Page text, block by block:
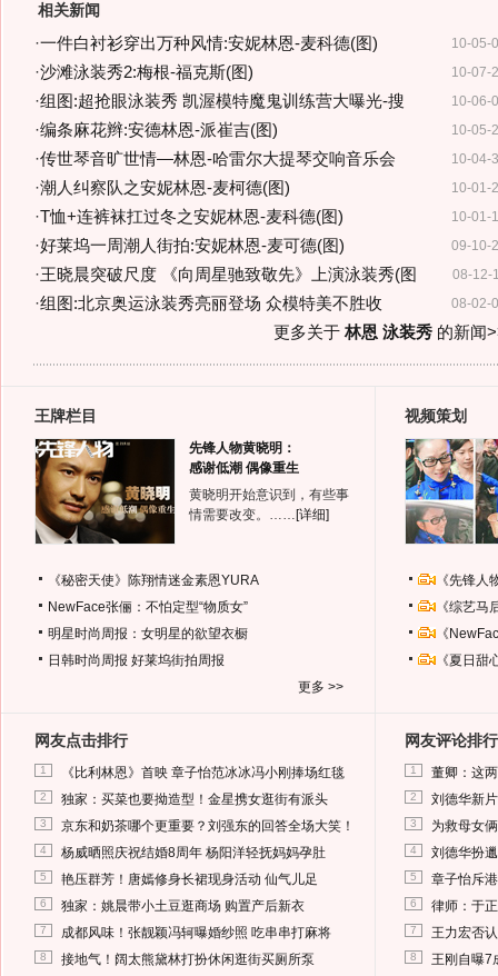
相关新闻
10-05-
·一件白衬衫穿出万种风情:安妮林恩-麦科德(图)
10-07-
·沙滩泳装秀2:梅根-福克斯(图)
10-06-
·组图:超抢眼泳装秀 凯渥模特魔鬼训练营大曝光-搜
10-05-
·编条麻花辫:安德林恩-派崔吉(图)
10-04-
·传世琴音旷世情—林恩-哈雷尔大提琴交响音乐会
10-01-
·潮人纠察队之安妮林恩-麦柯德(图)
10-01-
·T恤+连裤袜扛过冬之安妮林恩-麦科德(图)
09-10-
·好莱坞一周潮人街拍:安妮林恩-麦可德(图)
08-12-
·王晓晨突破尺度 《向周星驰致敬先》上演泳装秀(图
08-02-
·组图:北京奥运泳装秀亮丽登场 众模特美不胜收
更多关于 林恩 泳装秀的新闻
王牌栏目
先锋人物黄晓明：
感谢低潮 偶像重生
黄晓明开始意识到，有些事
情需要改变。…… [详细]
《秘密天使》陈翔情迷金素恩YURA
NewFace张俪：不怕定型“物质女”
明星时尚周报：女明星的欲望衣橱
日韩时尚周报 好莱坞街拍周报
更多 >>
视频策划
《先锋
《综艺
《
《夏日
网友点击排行
1 《比利林恩》首映 章子怡范冰冰冯小刚捧场红毯
2 独家：买菜也要拗造型！金星携女逛街有派头
3 京东和奶茶哪个更重要？刘强东的回答全场大笑！
4 杨威晒照庆祝结婚8周年 杨阳洋轻抚妈妈孕肚
5 艳压群芳！唐嫣修身长裙现身活动 仙气儿足
6 独家：姚晨带小土豆逛商场 购置产后新衣
7 成都风味！张靓颖冯轲曝婚纱照 吃串串打麻将
8 接地气！阔太熊黛林打扮休闲逛街买厕所泵
网友评论排行
1 董卿：这
2 刘德华新
3 为救母女
4 刘德华扮
5 章子怡斥
6 律师：于
7 王力宏否
8 王刚自曝7